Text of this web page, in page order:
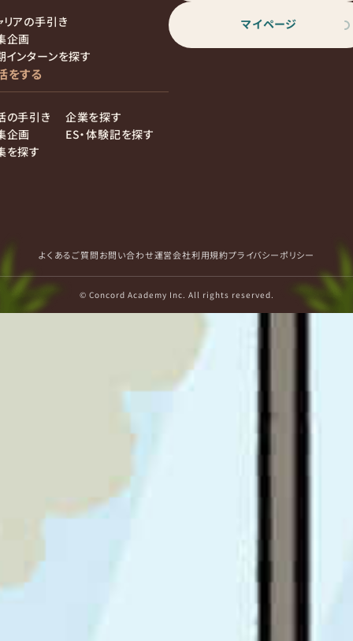
リアの手引き
企画
インターンを探す
をする
の手引き
企画
を探す
企業を探す
ES・体験記を探す
マイページ
よくあるご質問お問い合わせ運営会社利用規約プライバシーポリシー
© Concord Academy Inc. All rights reserved.